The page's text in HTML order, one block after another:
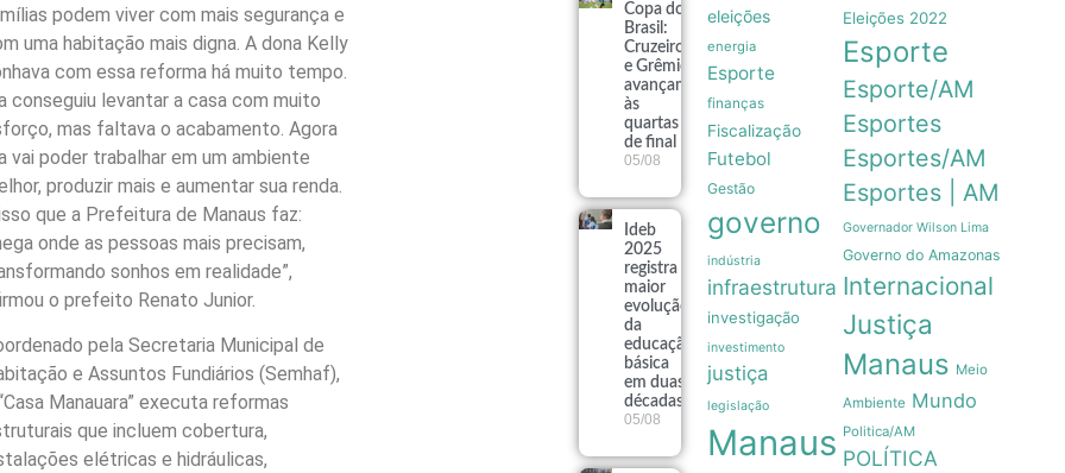
podem viver com mais segurança e
uma habitação mais digna. A dona Kelly
com essa reforma há muito tempo.
conseguiu levantar a casa com muito
mas faltava o acabamento. Agora
vai poder trabalhar em um ambiente
produzir mais e aumentar sua renda.
que a Prefeitura de Manaus faz:
onde as pessoas mais precisam,
sonhos em realidade”,
o prefeito Renato Junior.
pela Secretaria Municipal de
e Assuntos Fundiários (Semhaf),
Manauara” executa reformas
que incluem cobertura,
elétricas e hidráulicas,
Copa do
Brasil:
Cruzeiro
e Grêmio
avançam
às
quartas
de final
05/08
Ideb
2025
registra
maior
evolução
da
educação
básica
em duas
décadas
05/08
eleições
energia
Esporte
finanças
Fiscalização
Futebol
Gestão
governo
indústria
infraestrutura
investigação
investimento
justiça
legislação
Manaus
Eleições 2022
Esporte
Esporte/AM
Esportes
Esportes/AM
Esportes | AM
Governador Wilson Lima
Governo do Amazonas
Internacional
Justiça
Manaus Meio
Ambiente Mundo
Politica/AM
POLÍTICA